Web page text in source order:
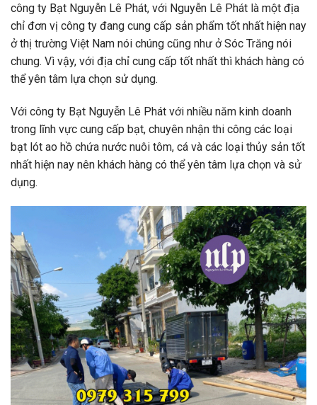
công ty Bạt Nguyễn Lê Phát, với Nguyễn Lê Phát là một địa
chỉ đơn vị công ty đang cung cấp sản phẩm tốt nhất hiện nay
ở thị trường Việt Nam nói chúng cũng như ở Sóc Trăng nói
chung. Vì vậy, với địa chỉ cung cấp tốt nhất thì khách hàng có
thể yên tâm lựa chọn sử dụng.
Với công ty Bạt Nguyễn Lê Phát với nhiều năm kinh doanh
trong lĩnh vực cung cấp bạt, chuyên nhận thi công các loại
bạt lót ao hồ chứa nước nuôi tôm, cá và các loại thủy sản tốt
nhất hiện nay nên khách hàng có thể yên tâm lựa chọn và sử
dụng.